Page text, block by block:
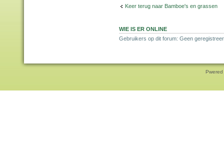
Keer terug naar Bamboe's en grassen
WIE IS ER ONLINE
Gebruikers op dit forum: Geen